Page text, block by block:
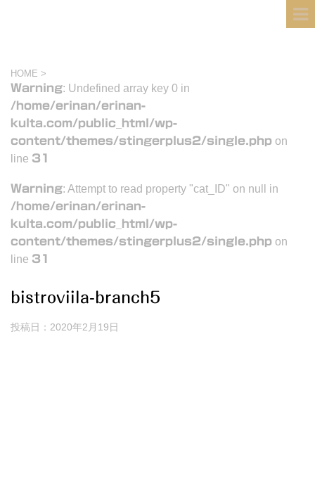
HOME >
Warning: Undefined array key 0 in
/home/erinan/erinan-
kulta.com/public_html/wp-
content/themes/stingerplus2/single.php on
line 31
Warning: Attempt to read property "cat_ID" on null in
/home/erinan/erinan-
kulta.com/public_html/wp-
content/themes/stingerplus2/single.php on
line 31
bistroviila-branch5
投稿日： 2020年2月19日